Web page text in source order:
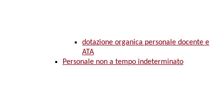
dotazione organica personale docente e
ATA
Personale non a tempo indeterminato